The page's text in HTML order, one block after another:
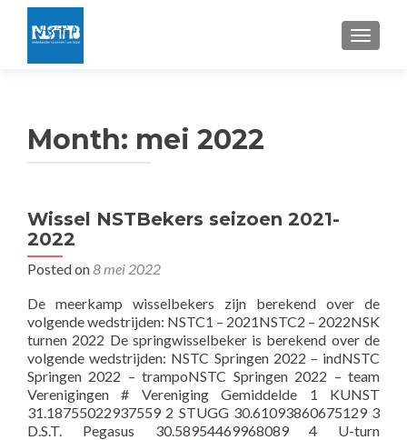
Month: mei 2022
Wissel NSTBekers seizoen 2021-
2022
Posted on8 mei 2022
De meerkamp wisselbekers zijn berekend over de
volgende wedstrijden: NSTC1 – 2021NSTC2 – 2022NSK
turnen 2022 De springwisselbeker is berekend over de
volgende wedstrijden: NSTC Springen 2022 – indNSTC
Springen 2022 – trampoNSTC Springen 2022 – team
Verenigingen # Vereniging Gemiddelde 1 KUNST
31.18755022937559 2 STUGG 30.61093860675129 3
D.S.T. Pegasus 30.58954469968089 4 U-turn